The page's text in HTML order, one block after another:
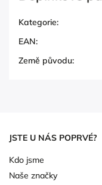
Kategorie:
EAN:
Země původu:
JSTE U NÁS POPRVÉ?
Kdo jsme
Naše značky